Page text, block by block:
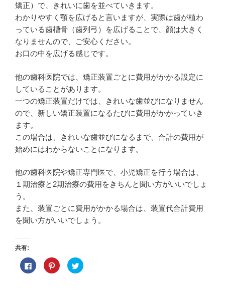
矯正）で、きれいに歯を並べていきます。
わかりやすく顎を広げると言いますが、実際は歯が植わ
っている歯槽骨（歯列弓）を広げることで、顔は大きく
なりませんので、ご安心ください。
お口の中を広げる感じです。
他の歯科医院では、矯正装置ごとに費用がかかる設定に
していることがあります。
一つの矯正装置だけでは、きれいな歯並びになりません
ので、新しい矯正装置になるたびに費用がかかっていき
ます。
この場合は、きれいな歯並びになるまで、合計の費用が
始めにはわからないことになります。
他の歯科医院や矯正専門医で、小児矯正を行う場合は、
１期治療と2期治療の費用をきちんと聞い方がいいでしょ
う。
また、装置ごとに費用がかかる場合は、装置代合計費用
を聞い方がいいでしょう。
共有:
F
a
ク
リ
ク
リ